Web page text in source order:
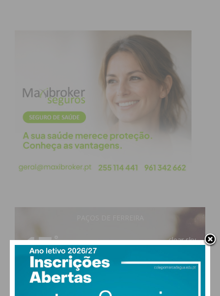
Eu li e concordo com os termos e
condições
17°
clear sky
MAX 17 • MIN 17